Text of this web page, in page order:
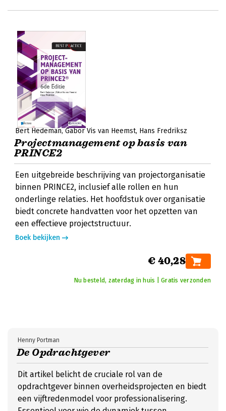
Bert Hedeman Gabor Vis van Heemst Hans Fredriksz
Projectmanagement op basis van
PRINCE2
Een uitgebreide beschrijving van projectorganisatie
binnen PRINCE2, inclusief alle rollen en hun
onderlinge relaties. Het hoofdstuk over organisatie
biedt concrete handvatten voor het opzetten van
een effectieve projectstructuur.
Boek bekijken
€ 40,28
Nu besteld, zaterdag in huis | Gratis verzonden
De Opdrachtgever
Henny Portman
Dit artikel belicht de cruciale rol van de
opdrachtgever binnen overheidsprojecten en biedt
een vijftredenmodel voor professionalisering.